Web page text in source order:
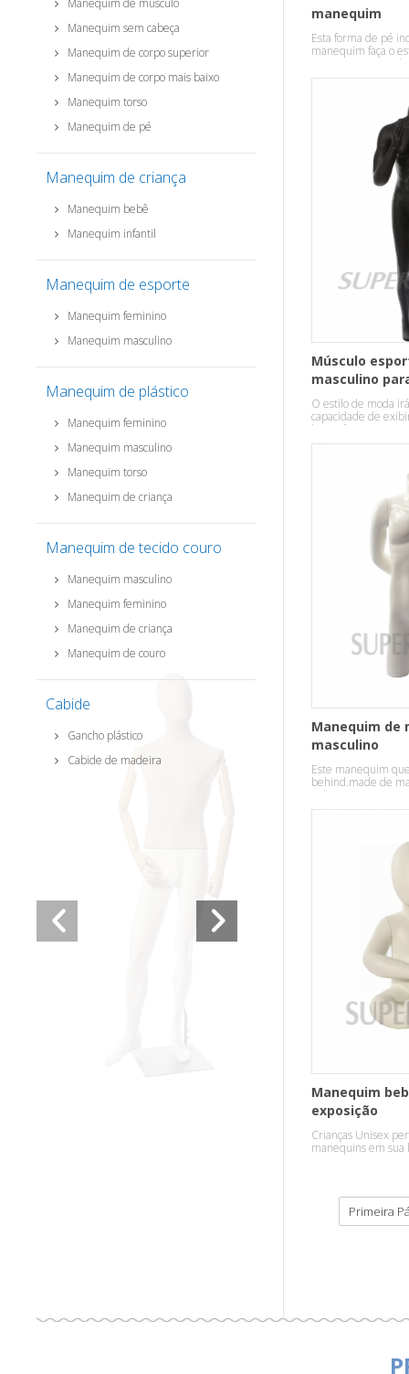
Manequim de músculo
Manequim sem cabeça
Manequim de corpo superior
Manequim de corpo mais baixo
Manequim torso
Manequim de pé
Manequim de criança
Manequim bebê
Manequim infantil
Manequim de esporte
Manequim feminino
Manequim masculino
Manequim de plástico
Manequim feminino
Manequim masculino
Manequim torso
Manequim de criança
Manequim de tecido couro
Manequim masculino
Manequim feminino
Manequim de criança
Manequim de couro
Cabide
Gancho plástico
Cabide de madeira
manequim
Esta forma de pé
manequim faça o
temperamento
Músculo
masculino
O estilo de moda
capacidade de
bom efeito.
Manequim de
masculino
Este manequim
behind.made de
vidro com uma
Manequim
exposição
Crianças Unisex
manequins em
Primeira